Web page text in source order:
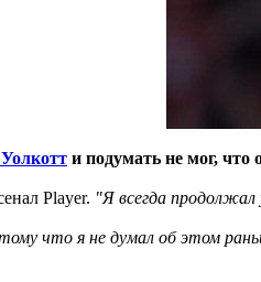
и подумать не мог, что
Player. "Я всегда продолжал
что я не думал об этом